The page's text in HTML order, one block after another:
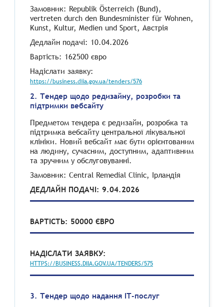
Замовник: Republik Österreich (Bund),
vertreten durch den Bundesminister für Wohnen,
Kunst, Kultur, Medien und Sport, Австрія
Дедлайн подачі: 10.04.2026
Вартість: 162500 євро
Надіслати заявку:
https://business.diia.gov.ua/tenders/576
2. Тендер щодо редизайну, розробки та
підтримки вебсайту
Предметом тендера є редизайн, розробка та
підтримка вебсайту центральної лікувальної
клініки. Новий вебсайт має бути орієнтованим
на людину, сучасним, доступним, адаптивним
та зручним у обслуговуванні.
Замовник: Central Remedial Clinic, Ірландія
ДЕДЛАЙН ПОДАЧІ: 9.04.2026
ВАРТІСТЬ: 50000 ЄВРО
НАДІСЛАТИ ЗАЯВКУ:
HTTPS://BUSINESS.DIIA.GOV.UA/TENDERS/575
3. Тендер щодо надання ІТ-послуг